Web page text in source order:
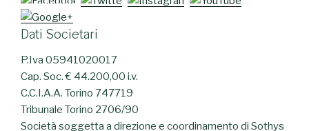
Dati Societari
P.Iva 05941020017
Cap. Soc. € 44.200,00 i.v.
C.C.I.A.A. Torino 747719
Tribunale Torino 2706/90
Società soggetta a direzione e coordinamento di Sothys